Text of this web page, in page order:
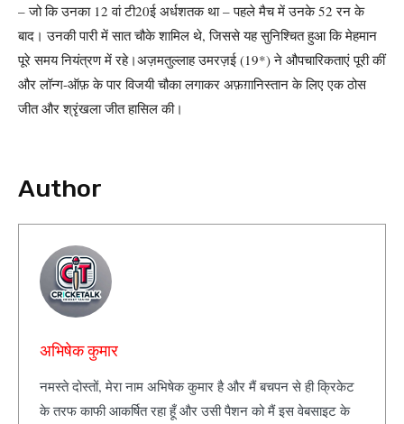
– जो कि उनका 12 वां टी20ई अर्धशतक था – पहले मैच में उनके 52 रन के
बाद। उनकी पारी में सात चौके शामिल थे, जिससे यह सुनिश्चित हुआ कि मेहमान
पूरे समय नियंत्रण में रहे।अज़मतुल्लाह उमरज़ई (19*) ने औपचारिकताएं पूरी कीं
और लॉन्ग-ऑफ़ के पार विजयी चौका लगाकर अफ़ग़ानिस्तान के लिए एक ठोस
जीत और श्रृंखला जीत हासिल की।
Author
अभिषेक कुमार
नमस्ते दोस्तों, मेरा नाम अभिषेक कुमार है और मैं बचपन से ही क्रिकेट
के तरफ काफी आकर्षित रहा हूँ और उसी पैशन को मैं इस वेबसाइट के